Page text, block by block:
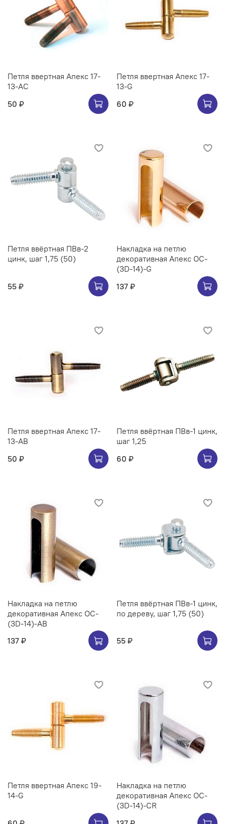
Петля ввертная Апекс 17-
13-AC
50 ₽
Петля ввертная Апекс 17-
13-G
60 ₽
Петля ввёртная ПВв-2
цинк, шаг 1,75 (50)
55 ₽
Накладка на петлю
декоративная Апекс OC-
(3D-14)-G
137 ₽
Петля ввертная Апекс 17-
13-AB
50 ₽
Петля ввёртная ПВв-1 цинк,
шаг 1,25
60 ₽
Накладка на петлю
декоративная Апекс OC-
(3D-14)-AB
137 ₽
Петля ввёртная ПВв-1 цинк,
по дереву, шаг 1,75 (50)
55 ₽
Петля ввертная Апекс 19-
14-G
Накладка на петлю
декоративная Апекс OC-
(3D-14)-CR